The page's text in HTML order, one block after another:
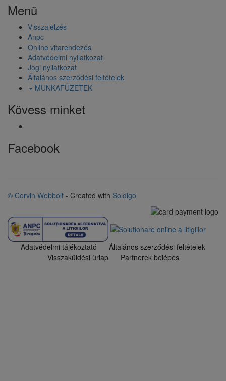
Menü
Visszajelzés
Anpc
Online vitarendezés
Adatvédelmi nyilatkozat
Jogi nyilatkozat
Általános szerződési feltételek
MUNKAFÜZETEK
Kövess minket
Facebook
© Corvin Webbolt - Created with Soldigo
Adatvédelmi tájékoztató
Általános szerződési feltételek
Visszaküldési űrlap
Partnerek belépés